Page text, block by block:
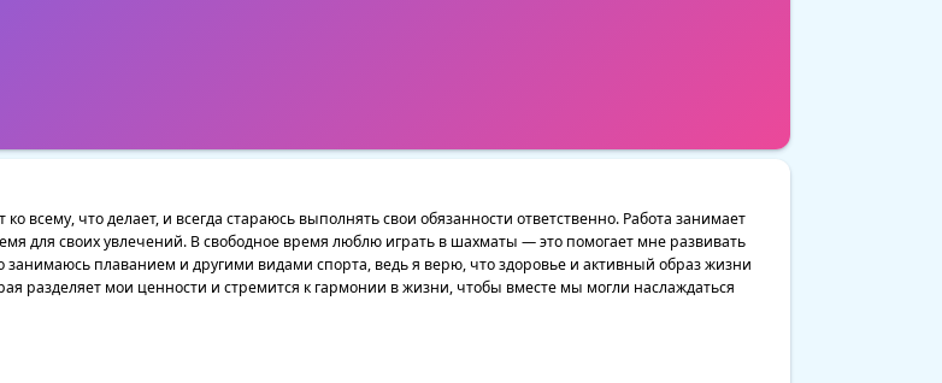
всему, что делает, и всегда стараюсь выполнять свои обязанности ответственно. Работа занимает
для своих увлечений. В свободное время люблю играть в шахматы — это помогает мне развивать
плаванием и другими видами спорта, ведь я верю, что здоровье и активный образ жизни
разделяет мои ценности и стремится к гармонии в жизни, чтобы вместе мы могли наслаждаться